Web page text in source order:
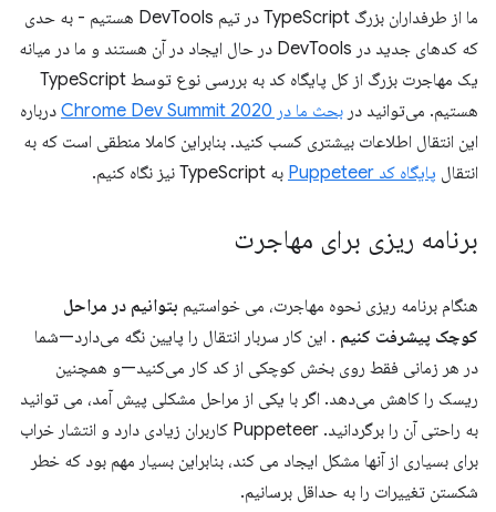
ما از طرفداران بزرگ TypeScript در تیم DevTools هستیم - به حدی
که کدهای جدید در DevTools در حال ایجاد در آن هستند و ما در میانه
یک مهاجرت بزرگ از کل پایگاه کد به بررسی نوع توسط TypeScript
هستیم. می‌توانید در بحث ما در Chrome Dev Summit 2020
درباره
این انتقال اطلاعات بیشتری کسب کنید. بنابراین کاملا منطقی است که به
انتقال پایگاه کد Puppeteer به TypeScript نیز نگاه کنیم.
برنامه ریزی برای مهاجرت
هنگام برنامه ریزی نحوه مهاجرت، می خواستیم بتوانیم در مراحل
کوچک پیشرفت کنیم . این کار سربار انتقال را پایین نگه می‌دارد—شما
در هر زمانی فقط روی بخش کوچکی از کد کار می‌کنید—و همچنین
ریسک را کاهش می‌دهد. اگر با یکی از مراحل مشکلی پیش آمد، می توانید
به راحتی آن را برگردانید. Puppeteer کاربران زیادی دارد و انتشار خراب
برای بسیاری از آنها مشکل ایجاد می کند، بنابراین بسیار مهم بود که خطر
شکستن تغییرات را به حداقل برسانیم.